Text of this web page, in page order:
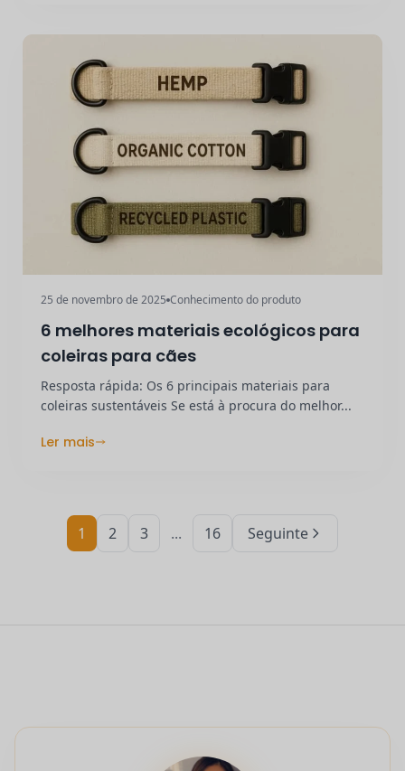
25 de novembro de 2025 Conhecimento do produto
6 melhores materiais ecológicos para
coleiras para cães
Resposta rápida: Os 6 principais materiais para
coleiras sustentáveis Se está à procura do melhor...
Ler mais
1 2 3 ... 16 Seguinte